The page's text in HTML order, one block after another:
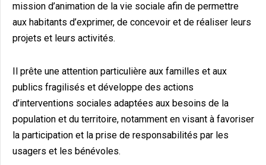
mission d’animation de la vie sociale afin de permettre
aux habitants d’exprimer, de concevoir et de réaliser leurs
projets et leurs activités.
Il prête une attention particulière aux familles et aux
publics fragilisés et développe des actions
d’interventions sociales adaptées aux besoins de la
population et du territoire, notamment en visant à favoriser
la participation et la prise de responsabilités par les
usagers et les bénévoles.